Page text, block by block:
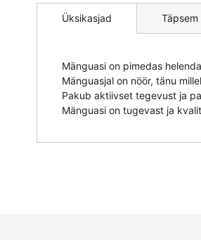
pildigalerii
algusesseÜksikasjad
Mänguasi on pimedas
Mänguasjal on nöör, tänu
Pakub aktiivset tegevust ja
Mänguasi on tugevast ja
Täpsem